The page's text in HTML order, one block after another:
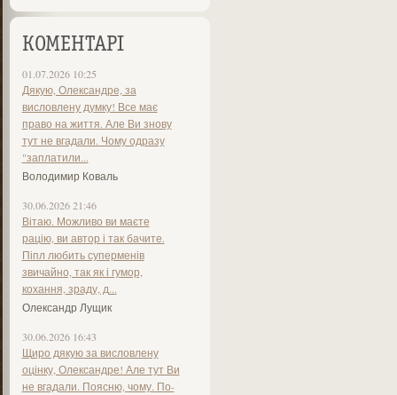
КОМЕНТАРІ
01.07.2026 10:25
Дякую, Олександре, за
висловлену думку! Все має
право на життя. Але Ви знову
тут не вгадали. Чому одразу
"заплатили...
Володимир Коваль
30.06.2026 21:46
Вітаю. Можливо ви маєте
рацію, ви автор і так бачите.
Піпл любить суперменів
звичайно, так як і гумор,
кохання, зраду, д...
Олександр Лущик
30.06.2026 16:43
Щиро дякую за висловлену
оцінку, Олександре! Але тут Ви
не вгадали. Поясню, чому. По-